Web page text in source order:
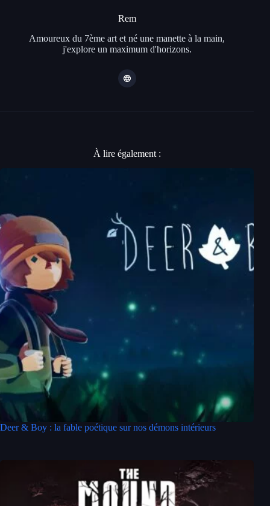
Rem
Amoureux du 7ème art et né une manette à la main,
j'explore un maximum d'horizons.
À lire également :
Deer & Boy : la fable poétique sur nos démons intérieurs